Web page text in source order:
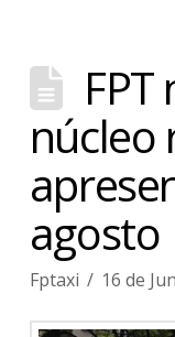
núcleo
agosto
Fptaxi 16 de